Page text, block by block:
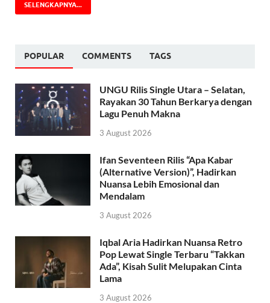
SELENGKAPNYA...
POPULAR COMMENTS TAGS
UNGU Rilis Single Utara – Selatan,
Rayakan 30 Tahun Berkarya dengan
Lagu Penuh Makna
3 August 2026
Ifan Seventeen Rilis “Apa Kabar
(Alternative Version)”, Hadirkan
Nuansa Lebih Emosional dan
Mendalam
3 August 2026
Iqbal Aria Hadirkan Nuansa Retro
Pop Lewat Single Terbaru “Takkan
Ada”, Kisah Sulit Melupakan Cinta
Lama
3 August 2026